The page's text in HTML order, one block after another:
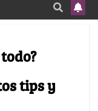
tips y